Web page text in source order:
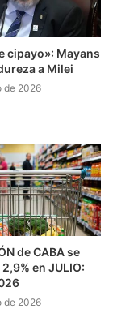
cipayo»: Mayans
a Milei
de 2026
de CABA se
2,9% en JULIO:
de 2026